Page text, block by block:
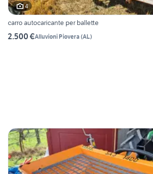
4
carro autocaricante per ballette
2.500 €Alluvioni Piovera (AL)